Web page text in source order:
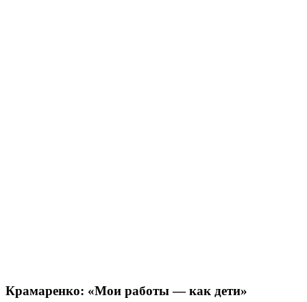
Крамаренко: «Мои работы — как дети»